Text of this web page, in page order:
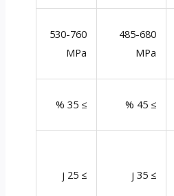
485-680
MPa
530-760
MPa
≥ 45 %
≥ 35 %
≥ 35 j
≥ 25 j